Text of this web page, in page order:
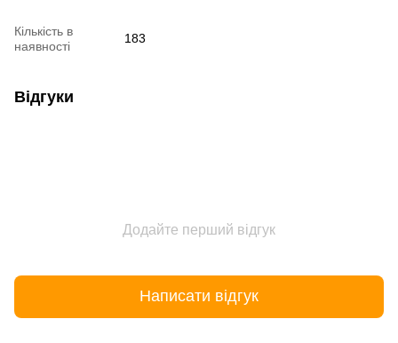
Кількість в
наявності
183
Відгуки
Додайте перший відгук
Написати відгук